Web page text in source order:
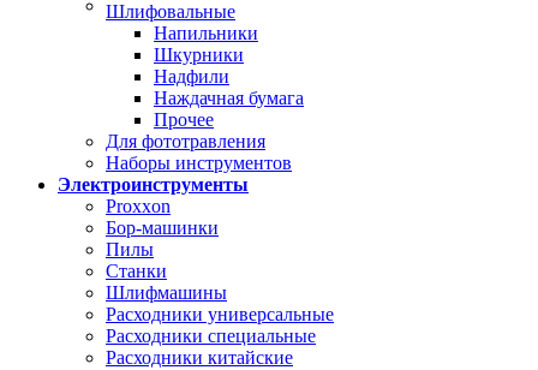
Шлифовальные
Напильники
Шкурники
Надфили
Наждачная бумага
Прочее
Для фототравления
Наборы инструментов
Электроинструменты
Proxxon
Бор-машинки
Пилы
Станки
Шлифмашины
Расходники универсальные
Расходники специальные
Расходники китайские